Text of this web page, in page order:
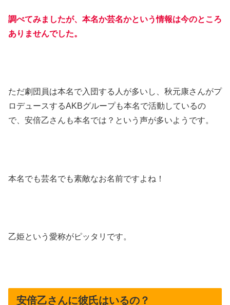
調べてみましたが、本名か芸名かという情報は今のところ
ありませんでした。
ただ劇団員は本名で入団する人が多いし、秋元康さんがプ
ロデュースするAKBグループも本名で活動しているの
で、安倍乙さんも本名では？という声が多いようです。
本名でも芸名でも素敵なお名前ですよね！
乙姫という愛称がピッタリです。
安倍乙さんに彼氏はいるの？